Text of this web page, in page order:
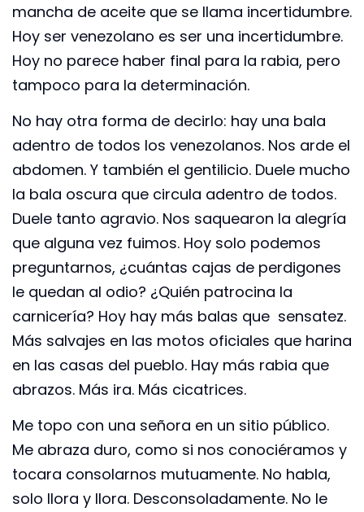
mancha de aceite que se llama incertidumbre.
Hoy ser venezolano es ser una incertidumbre.
Hoy no parece haber final para la rabia, pero
tampoco para la determinación.
No hay otra forma de decirlo: hay una bala
adentro de todos los venezolanos. Nos arde el
abdomen. Y también el gentilicio. Duele mucho
la bala oscura que circula adentro de todos.
Duele tanto agravio. Nos saquearon la alegría
que alguna vez fuimos. Hoy solo podemos
preguntarnos, ¿cuántas cajas de perdigones
le quedan al odio? ¿Quién patrocina la
carnicería? Hoy hay más balas que sensatez.
Más salvajes en las motos oficiales que harina
en las casas del pueblo. Hay más rabia que
abrazos. Más ira. Más cicatrices.
Me topo con una señora en un sitio público.
Me abraza duro, como si nos conociéramos y
tocara consolarnos mutuamente. No habla,
solo llora y llora. Desconsoladamente. No le